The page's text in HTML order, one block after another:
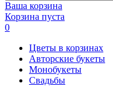
Ваша корзина
Корзина пуста
0
Цветы в корзинах
Авторские букеты
Монобукеты
Свадьбы